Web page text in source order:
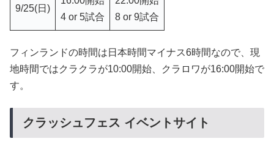
9/25(日)
4 or 5試合
8 or 9試合
フィンランドの時間は日本時間マイナス6時間なので、現
地時間ではクラクラが10:00開始、クラロワが16:00開始で
す。
クラッシュフェス イベントサイト